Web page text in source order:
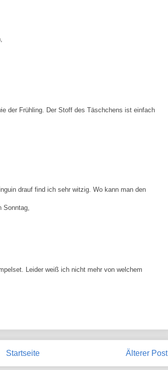
der Frühling. Der Stoff des Täschchens ist einfach
drauf find ich sehr witzig. Wo kann man den
Sonntag,
Leider weiß ich nicht mehr von welchem
Älterer Post
Startseite